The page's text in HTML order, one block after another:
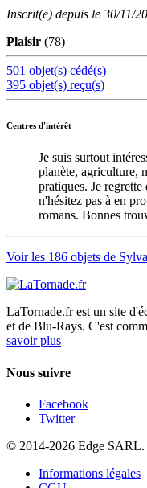
Inscrit(e) depuis le 30/11/
Plaisir (78)
501 objet(s) cédé(s)
395 objet(s) reçu(s)
Centres d'intérêt
Je suis surtout
planète, agriculture,
pratiques. Je
n'hésitez pas à en
romans. Bonnes
Voir les 186 objets de
LaTornade.frest un site
et de Blu-Rays. C'est
savoir plus
Nous suivre
Facebook
Twitter
© 2014-2026 Edge SARL.
Informations légales